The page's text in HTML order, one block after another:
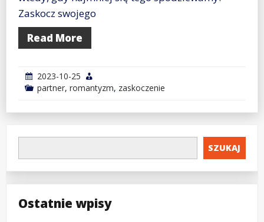
Zaskocz swojego
Read More
2023-10-25
partner, romantyzm, zaskoczenie
SZUKAJ
Ostatnie wpisy